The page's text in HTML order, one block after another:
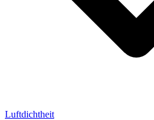
Luftdichtheit